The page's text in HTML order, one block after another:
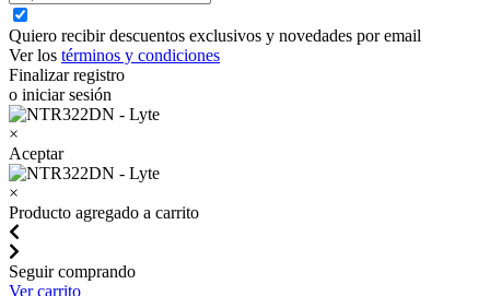
Quiero recibir descuentos exclusivos y novedades por email
Ver los términos y condiciones
Finalizar registro
o iniciar sesión
×
Aceptar
×
Producto agregado a carrito
Seguir comprando
Ver carrito